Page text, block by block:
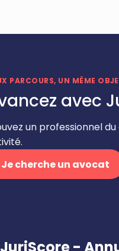
PARCOURS, UN MÊME
avec
un professionnel
Je cherche un avocat